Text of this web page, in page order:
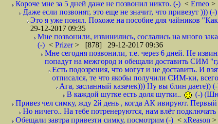
Короче мне за 5 дней даже не позвонил никто. (-) < Erneo >
Даже если позвонят, это еще не значит, что привезут ))) (-)
Это я уже понял. Похоже на пособие для чайников
29-12-2017 09:35
Мне позвонили, извинились, сослались на много
(-) < Prizer> [878] 29-12-2017 09:36
Мне сегодня позвонили, т.е. через 6 дней. Не
попадут на межгород и обещали доставить СИМ
Есть подозрения, что могут и не доставить. И
отписался, те что якобы получили СИМ-ки,
Ага, засланный казачек))) Ну вы блин даете))
В каждой шутке есть доля шутки..
(-)
Привез чел симку, жду 2й день , когда АК ивируют. Первый
Но ничего.. На тебе потренеруются, нам влёт подключать
Обещали завтра привезти симку, посмотрим (-) < xReason